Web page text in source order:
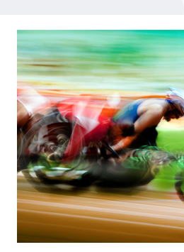
Seminario - "CIP: la